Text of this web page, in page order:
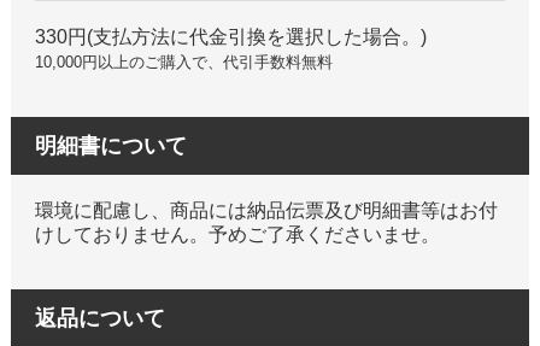
330円(支払方法に代金引換を選択した場合。)
10,000円以上のご購入で、代引手数料無料
明細書について
環境に配慮し、商品には納品伝票及び明細書等はお付
けしておりません。予めご了承くださいませ。
返品について